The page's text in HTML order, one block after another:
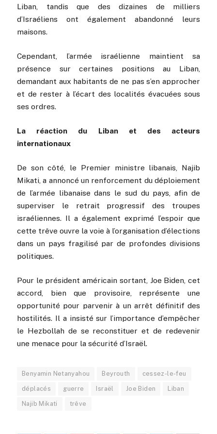
Liban, tandis que des dizaines de milliers
d’Israéliens ont également abandonné leurs
maisons.
Cependant, l’armée israélienne maintient sa
présence sur certaines positions au Liban,
demandant aux habitants de ne pas s’en approcher
et de rester à l’écart des localités évacuées sous
ses ordres.
La réaction du Liban et des acteurs
internationaux
De son côté, le Premier ministre libanais, Najib
Mikati, a annoncé un renforcement du déploiement
de l’armée libanaise dans le sud du pays, afin de
superviser le retrait progressif des troupes
israéliennes. Il a également exprimé l’espoir que
cette trêve ouvre la voie à l’organisation d’élections
dans un pays fragilisé par de profondes divisions
politiques.
Pour le président américain sortant, Joe Biden, cet
accord, bien que provisoire, représente une
opportunité pour parvenir à un arrêt définitif des
hostilités. Il a insisté sur l’importance d’empêcher
le Hezbollah de se reconstituer et de redevenir
une menace pour la sécurité d’Israël.
Benyamin Netanyahou Beyrouth cessez-le-feu
déplacés guerre Israël Joe Biden Liban
Najib Mikati trêve